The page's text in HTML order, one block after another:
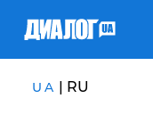
UA | RU